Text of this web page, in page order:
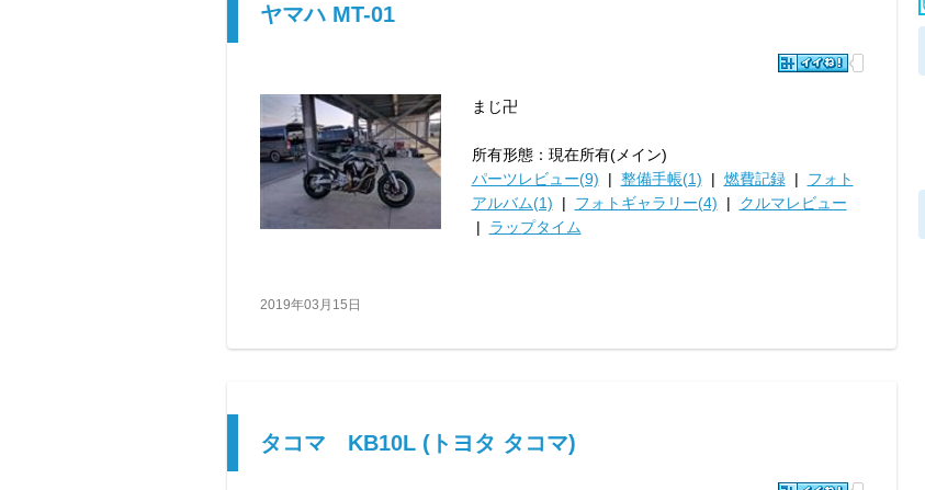
ヤマハ MT-01
まじ卍
所有形態：現在所有(メイン)
パーツレビュー(9) | 整備手帳(1) | 燃費記録| フォト
アルバム(1) | フォトギャラリー(4) | クルマレビュー
| ラップタイム
2019年03月15日
タコマ KB10L (トヨタ タコマ)